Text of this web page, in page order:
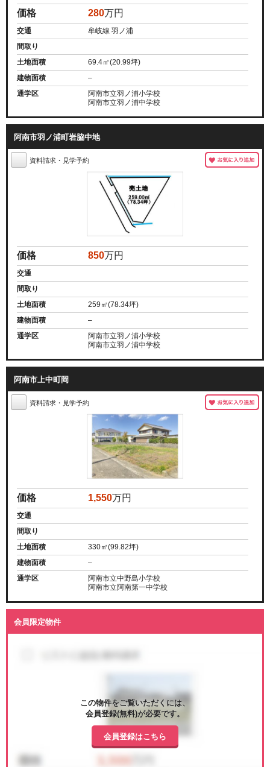
価格 280万円
交通
牟岐線 羽ノ浦
間取り
土地面積
69.4㎡(20.99坪)
建物面積
–
通学区
阿南市立羽ノ浦小学校
阿南市立羽ノ浦中学校
阿南市羽ノ浦町岩脇中地
資料請求・見学予約
価格 850万円
交通
間取り
土地面積
259㎡(78.34坪)
建物面積
–
通学区
阿南市立羽ノ浦小学校
阿南市立羽ノ浦中学校
阿南市上中町岡
資料請求・見学予約
価格 1,550万円
交通
間取り
土地面積
330㎡(99.82坪)
建物面積
–
通学区
阿南市立中野島小学校
阿南市立阿南第一中学校
会員限定物件
この物件をご覧いただくには、
会員登録(無料)が必要です。
会員登録はこちら